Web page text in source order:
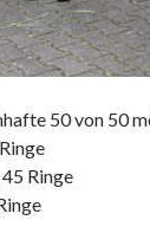
50 von 50
Ringe